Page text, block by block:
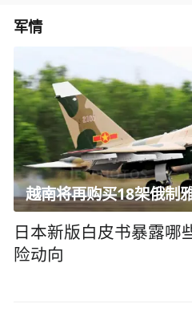
军情
越南将再购买18架俄制
日本新版白皮书暴露哪
险动向